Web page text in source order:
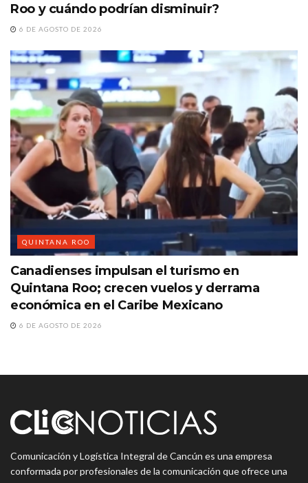
Roo y cuándo podrían disminuir?
6 DE AGOSTO DE 2026
QUINTANA ROO
Canadienses impulsan el turismo en
Quintana Roo; crecen vuelos y derrama
económica en el Caribe Mexicano
6 DE AGOSTO DE 2026
Comunicación y Logística Integral de Cancún es una empresa
conformada por profesionales de la comunicación que ofrece una